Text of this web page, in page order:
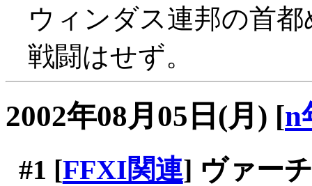
ウィンダス連邦の首
戦闘はせず。
2002年08月05日(月) [n
#1 [FFXI関連] ヴァー